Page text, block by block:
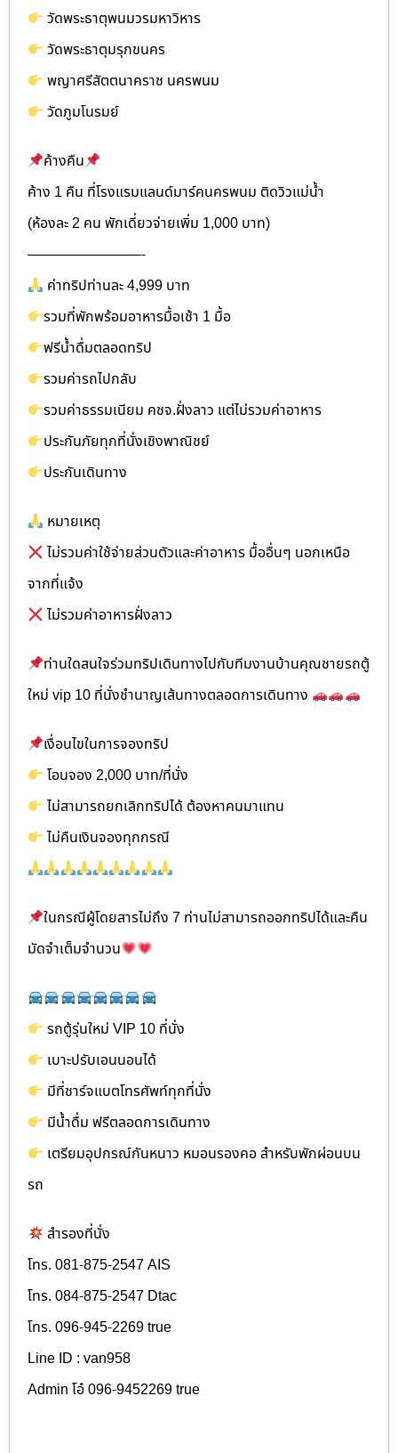
วัดพระธาตุพนมวรมหาวิหาร
วัดพระธาตุมรุกขนคร
พญาศรีสัตตนาคราช นครพนม
วัดภูมโนรมย์
ค้างคืน
ค้าง 1 คืน ที่โรงแรมแลนด์มาร์คนครพนม ติดวิวแม่น้ำ
(ห้องละ 2 คน พักเดี่ยวจ่ายเพิ่ม 1,000 บาท)
————————-
ค่าทริปท่านละ 4,999 บาท
รวมที่พักพร้อมอาหารมื้อเช้า 1 มื้อ
ฟรีน้ำดื่มตลอดทริป
รวมค่ารถไปกลับ
รวมค่าธรรมเนียม คชจ.ฝั่งลาว แต่ไม่รวมค่าอาหาร
ประกันภัยทุกที่นั่งเชิงพาณิชย์
ประกันเดินทาง
หมายเหตุ
ไม่รวมค่าใช้จ่ายส่วนตัวและค่าอาหาร มื้ออื่นๆ นอกเหนือ
จากที่แจ้ง
ไม่รวมค่าอาหารฝั่งลาว
ท่านใดสนใจร่วมทริปเดินทางไปกับทีมงานบ้านคุณชายรถตู้
ใหม่ vip 10 ที่นั่งชำนาญเส้นทางตลอดการเดินทาง
เงื่อนไขในการจองทริป
โอนจอง 2,000 บาท/ที่นั่ง
ไม่สามารถยกเลิกทริปได้ ต้องหาคนมาแทน
ไม่คืนเงินจองทุกกรณี
ในกรณีผู้โดยสารไม่ถึง 7 ท่านไม่สามารถออกทริปได้และคืน
มัดจำเต็มจำนวน
รถตู้รุ่นใหม่ VIP 10 ที่นั่ง
เบาะปรับเอนนอนได้
มีที่ชาร์จแบตโทรศัพท์ทุกที่นั่ง
มีน้ำดื่ม ฟรีตลอดการเดินทาง
เตรียมอุปกรณ์กันหนาว หมอนรองคอ สำหรับพักผ่อนบน
รถ
สำรองที่นั่ง
โทร. 081-875-2547 AIS
โทร. 084-875-2547 Dtac
โทร. 096-945-2269 true
Line ID : van958
Admin โอ๋ 096-9452269 true